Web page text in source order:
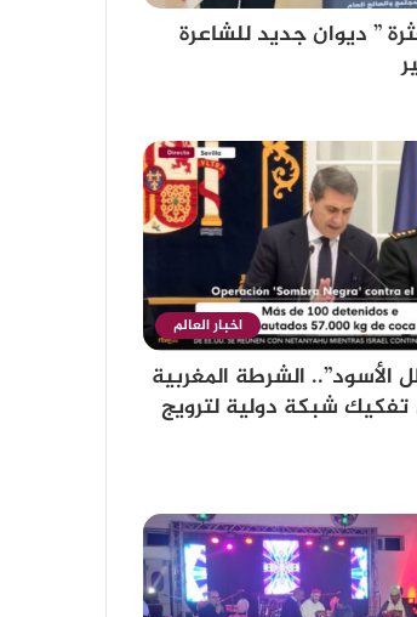
” ديوان جديد للشاعرة
اخبار العالم
الأسود”.. الشرطة المغربية
شبكة دولية لترويج